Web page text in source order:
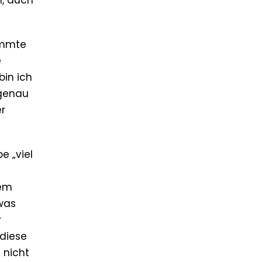
ich
„viel
nicht